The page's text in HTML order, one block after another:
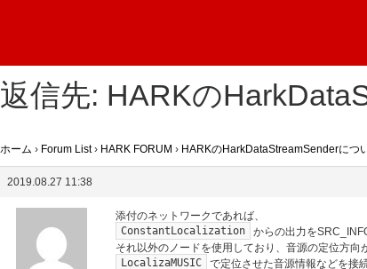
返信先: HARKの
ホーム › Forum List › HARK FORUM › HARKのHarkDataStreamSenderにつ
2019.08.27 11:38
添付のネットワークであれば、
ConstantLocalization
からの出力を
それ以外のノードを使用しており、音源の定位方向
LocalizaMUSIC
で定位させた音源情報などを接